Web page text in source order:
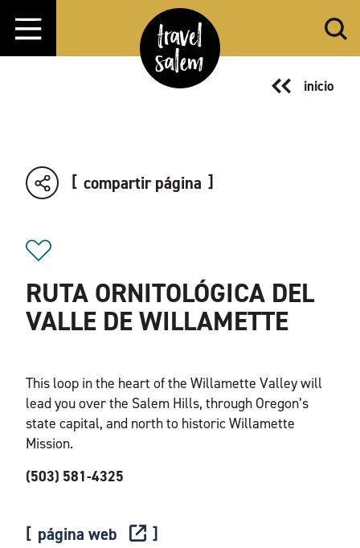
Ir al contenido
inicio
compartir página
RUTA ORNITOLÓGICA DEL
VALLE DE WILLAMETTE
This loop in the heart of the Willamette Valley will
lead you over the Salem Hills, through Oregon’s
state capital, and north to historic Willamette
Mission.
(503) 581-4325
página web